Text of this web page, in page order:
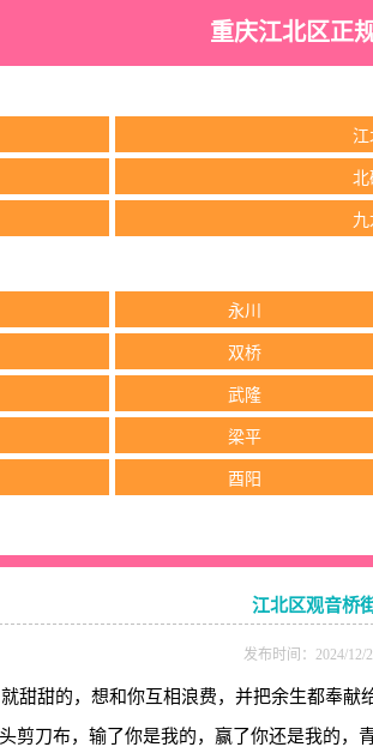
重庆江北区正
江
北
九
永川
双桥
武隆
梁平
酉阳
江北区观音桥
发布时间：2024/
甜甜的，想和你互相浪费，并把余生都奉
剪刀布，输了你是我的，赢了你还是我的